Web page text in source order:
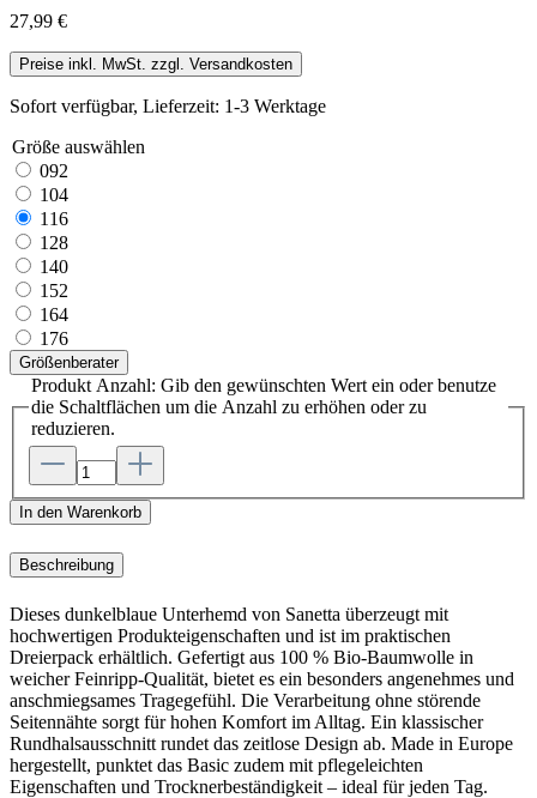
27,99 €
Preise inkl. MwSt. zzgl. Versandkosten
Sofort verfügbar, Lieferzeit: 1-3 Werktage
Größe auswählen
092
104
116
128
140
152
164
176
Größenberater
Produkt Anzahl: Gib den gewünschten Wert ein oder benutze
die Schaltflächen um die Anzahl zu erhöhen oder zu
reduzieren.
In den Warenkorb
Beschreibung
Dieses dunkelblaue Unterhemd von Sanetta überzeugt mit
hochwertigen Produkteigenschaften und ist im praktischen
Dreierpack erhältlich. Gefertigt aus 100 % Bio-Baumwolle in
weicher Feinripp-Qualität, bietet es ein besonders angenehmes und
anschmiegsames Tragegefühl. Die Verarbeitung ohne störende
Seitennähte sorgt für hohen Komfort im Alltag. Ein klassischer
Rundhalsausschnitt rundet das zeitlose Design ab. Made in Europe
hergestellt, punktet das Basic zudem mit pflegeleichten
Eigenschaften und Trocknerbeständigkeit – ideal für jeden Tag.